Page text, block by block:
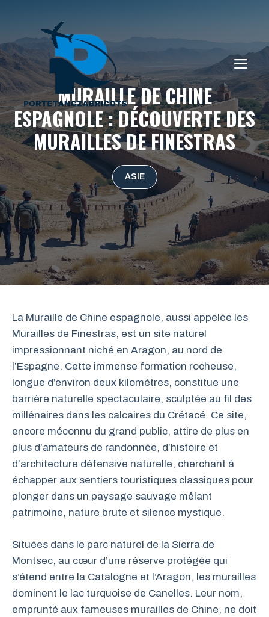
contenu
MURAILLE DE CHINE
ESPAGNOLE : DÉCOUVERTE DES
MURAILLES DE FINESTRAS
ASIE
La Muraille de Chine espagnole, aussi appelée les
Murailles de Finestras, est un site naturel
impressionnant niché en Aragon, au nord de
l’Espagne. Cette immense formation rocheuse,
longue d’environ deux kilomètres, constitue une
barrière naturelle spectaculaire, sculptée au fil des
millénaires dans les calcaires du Crétacé. Ce site,
encore méconnu du grand public, attire de plus en
plus d’amateurs de randonnée, d’histoire et
d’architecture défensive naturelle, cherchant à
échapper aux sentiers touristiques classiques pour
plonger dans un paysage sauvage mêlant
patrimoine, nature brute et silence mystique.
Situées dans le parc naturel de la Sierra de
Montsec, au cœur d’une réserve protégée qui
s’étend entre la Catalogne et l’Aragon, les murailles
dominent le lac turquoise de Canelles. Leur nom,
emprunté aux fameuses murailles de Chine, ne doit